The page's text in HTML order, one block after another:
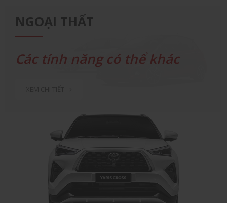
NGOẠI THẤT
Các tính năng có thể khác